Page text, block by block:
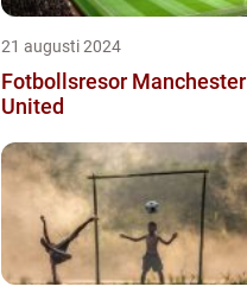
21 augusti 2024
Fotbollsresor Manchester
United